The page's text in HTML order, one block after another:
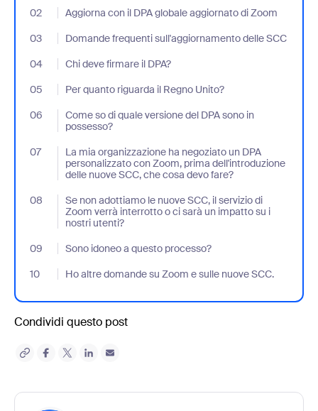
02
Aggiorna con il DPA globale aggiornato di Zoom
- Jumplink to Aggiorna con il DPA globale aggiornato di Zoom
03
Domande frequenti sull'aggiornamento delle SCC
- Jumplink to Domande frequenti sull'aggiornamento delle SCC
04
Chi deve firmare il DPA?
- Jumplink to Chi deve firmare il DPA?
05
Per quanto riguarda il Regno Unito?
- Jumplink to Per quanto riguarda il Regno Unito?
06
Come so di quale versione del DPA sono in
possesso?
- Jumplink to Come so di quale versione del DPA sono in
07
La mia organizzazione ha negoziato un DPA
personalizzato con Zoom, prima dell'introduzione
delle nuove SCC, che cosa devo fare?
- Jumplink to La mia organizzazione ha negoziato un DPA
08
Se non adottiamo le nuove SCC, il servizio di
Zoom verrà interrotto o ci sarà un impatto su i
nostri utenti?
- Jumplink to Se non adottiamo le nuove SCC, il servizio di
09 Sono idoneo a questo processo?
- Jumplink to Sono idoneo a questo processo?
10
Ho altre domande su Zoom e sulle nuove SCC.
- Jumplink to Ho altre domande su Zoom e sulle nuove SCC.
Condividi questo post